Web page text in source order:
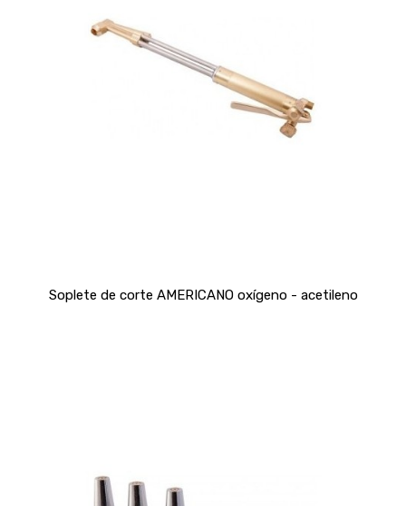
Soplete de corte AMERICANO oxígeno - acetileno